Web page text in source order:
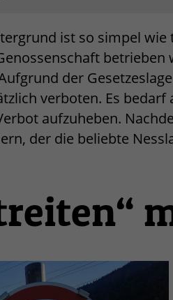
ist so simpel
der
verboten. Es
aufzuheben.
der die beliebte